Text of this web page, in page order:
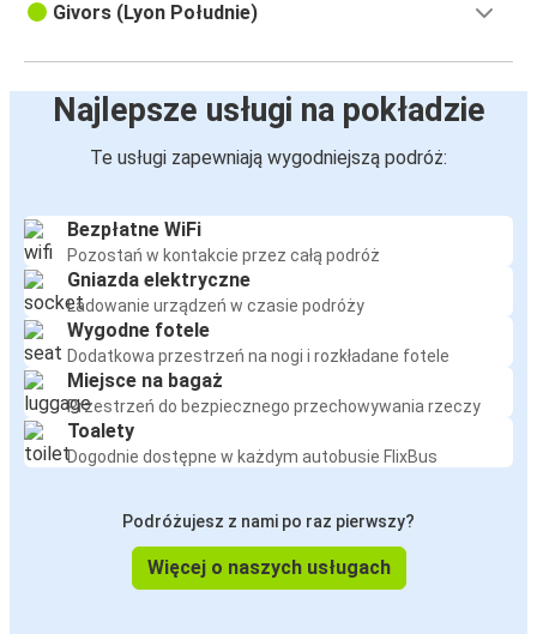
Givors (Lyon Południe)
Najlepsze usługi na pokładzie
Te usługi zapewniają wygodniejszą podróż:
Bezpłatne WiFi
Pozostań w kontakcie przez całą podróż
Gniazda elektryczne
Ładowanie urządzeń w czasie podróży
Wygodne fotele
Dodatkowa przestrzeń na nogi i rozkładane fotele
Miejsce na bagaż
Przestrzeń do bezpiecznego przechowywania rzeczy
Toalety
Dogodnie dostępne w każdym autobusie FlixBus
Podróżujesz z nami po raz pierwszy?
Więcej o naszych usługach